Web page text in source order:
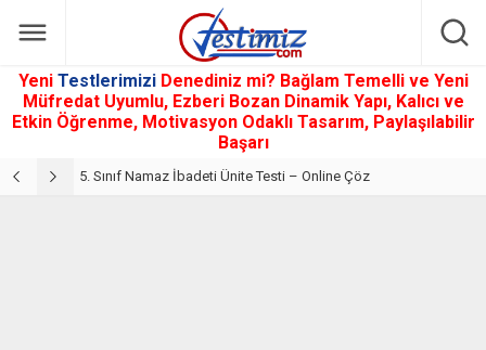
Yeni Testlerimizi Denediniz mi? Bağlam Temelli ve Yeni
Müfredat Uyumlu, Ezberi Bozan Dinamik Yapı, Kalıcı ve
Etkin Öğrenme, Motivasyon Odaklı Tasarım, Paylaşılabilir
Başarı
5. Sınıf Namaz İbadeti Ünite Testi – Online Çöz